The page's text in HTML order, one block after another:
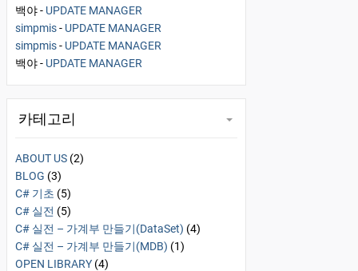
백야- UPDATE MANAGER
simpmis- UPDATE MANAGER
simpmis- UPDATE MANAGER
백야- UPDATE MANAGER
카테고리
ABOUT US (2)
BLOG (3)
C# 기초 (5)
C# 실전 (5)
C# 실전 – 가계부 만들기(DataSet) (4)
C# 실전 – 가계부 만들기(MDB) (1)
OPEN LIBRARY (4)